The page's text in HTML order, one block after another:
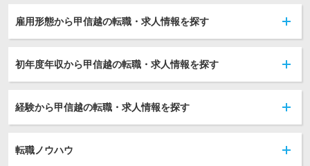
雇用形態から甲信越の転職・求人情報を探す
初年度年収から甲信越の転職・求人情報を探す
経験から甲信越の転職・求人情報を探す
転職ノウハウ